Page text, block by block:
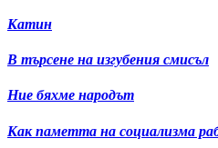
Катин
В търсене на изгубения смисъл
Ние бяхме народът
Как паметта на социализма